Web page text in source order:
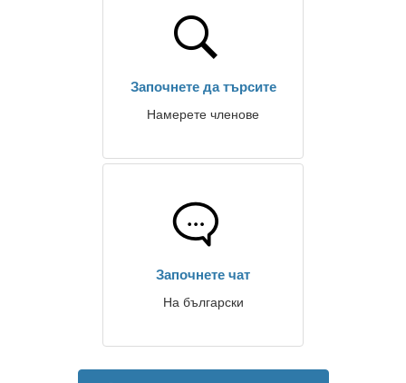
Започнете да търсите
Намерете членове
Започнете чат
На български